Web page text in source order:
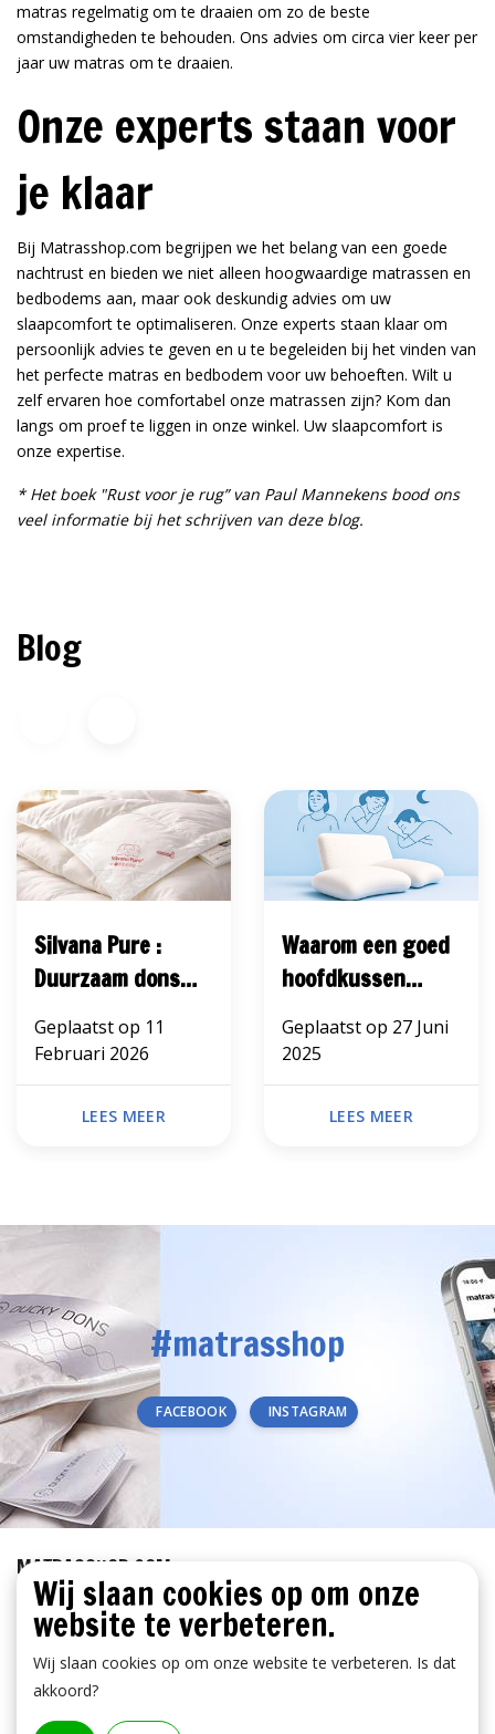
matras regelmatig om te draaien om zo de beste
omstandigheden te behouden. Ons advies om circa vier keer per
jaar uw matras om te draaien.
Onze experts staan voor
je klaar
Bij Matrasshop.com begrijpen we het belang van een goede
nachtrust en bieden we niet alleen hoogwaardige matrassen en
bedbodems aan, maar ook deskundig advies om uw
slaapcomfort te optimaliseren. Onze experts staan klaar om
persoonlijk advies te geven en u te begeleiden bij het vinden van
het perfecte matras en bedbodem voor uw behoeften. Wilt u
zelf ervaren hoe comfortabel onze matrassen zijn? Kom dan
langs om proef te liggen in onze winkel. Uw slaapcomfort is
onze expertise.
* Het boek "Rust voor je rug” van Paul Mannekens bood ons
veel informatie bij het schrijven van deze blog.
Blog
Silvana Pure :
Duurzaam dons
Geplaatst op 11
Februari 2026
LEES MEER
Waarom een goed
hoofdkussen
Geplaatst op 27 Juni
2025
LEES MEER
#matrasshop
FACEBOOK INSTAGRAM
MATRASSHOP.COM
KLANTENSERVICE
BETAALMETHODEN
Wij slaan cookies op om onze
website te verbeteren.
Wij slaan cookies op om onze website te verbeteren. Is dat
akkoord?